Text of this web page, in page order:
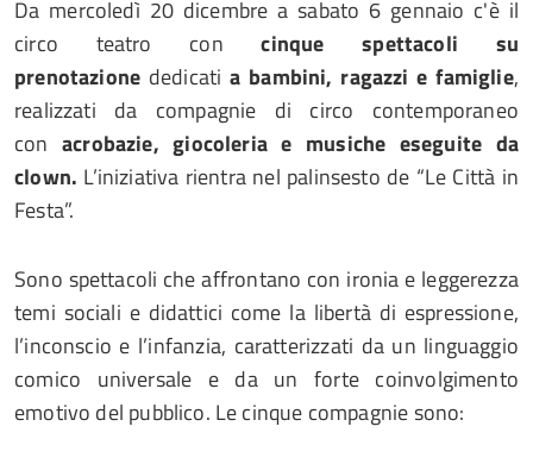
Da mercoledì 20 dicembre a sabato 6 gennaio c'è il
circo teatro concinque
spettacoli su
prenotazione dedicatia bambini, ragazzi e famiglie,
realizzati da compagnie di circo contemporaneo
con acrobazie, giocoleria e musiche eseguite da
clown. L’iniziativa rientra nel palinsesto de “Le Città in
Festa”.
Sono spettacoli che affrontano con ironia e leggerezza
temi sociali e didattici come la libertà di espressione,
l’inconscio e l’infanzia, caratterizzati da un linguaggio
comico universale e da un forte coinvolgimento
emotivo del pubblico. Le cinque compagnie sono: